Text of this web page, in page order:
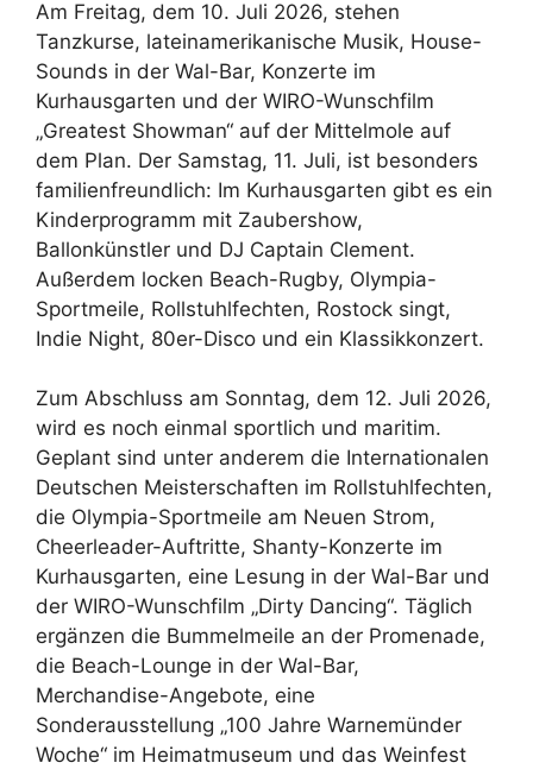
Am Freitag, dem 10. Juli 2026, stehen
Tanzkurse, lateinamerikanische Musik, House-
Sounds in der Wal-Bar, Konzerte im
Kurhausgarten und der WIRO-Wunschfilm
„Greatest Showman“ auf der Mittelmole auf
dem Plan. Der Samstag, 11. Juli, ist besonders
familienfreundlich: Im Kurhausgarten gibt es ein
Kinderprogramm mit Zaubershow,
Ballonkünstler und DJ Captain Clement.
Außerdem locken Beach-Rugby, Olympia-
Sportmeile, Rollstuhlfechten, Rostock singt,
Indie Night, 80er-Disco und ein Klassikkonzert.
Zum Abschluss am Sonntag, dem 12. Juli 2026,
wird es noch einmal sportlich und maritim.
Geplant sind unter anderem die Internationalen
Deutschen Meisterschaften im Rollstuhlfechten,
die Olympia-Sportmeile am Neuen Strom,
Cheerleader-Auftritte, Shanty-Konzerte im
Kurhausgarten, eine Lesung in der Wal-Bar und
der WIRO-Wunschfilm „Dirty Dancing“. Täglich
ergänzen die Bummelmeile an der Promenade,
die Beach-Lounge in der Wal-Bar,
Merchandise-Angebote, eine
Sonderausstellung „100 Jahre Warnemünder
Woche“ im Heimatmuseum und das Weinfest